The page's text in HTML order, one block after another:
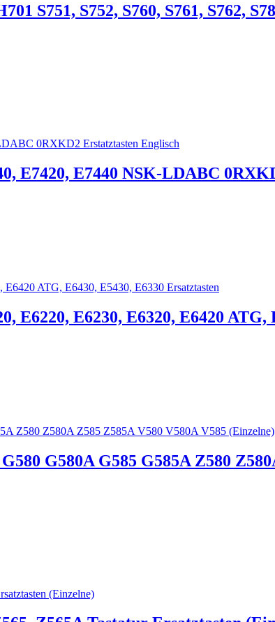
S751, S752, S760, S761, S762,
E7420, E7440 NSK-LDABC
E6230, E6320, E6420 ATG,
G580A G585 G585A Z580